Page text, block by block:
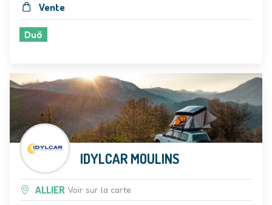
Vente
Duö
IDYLCAR MOULINS
ALLIER Voir sur la carte